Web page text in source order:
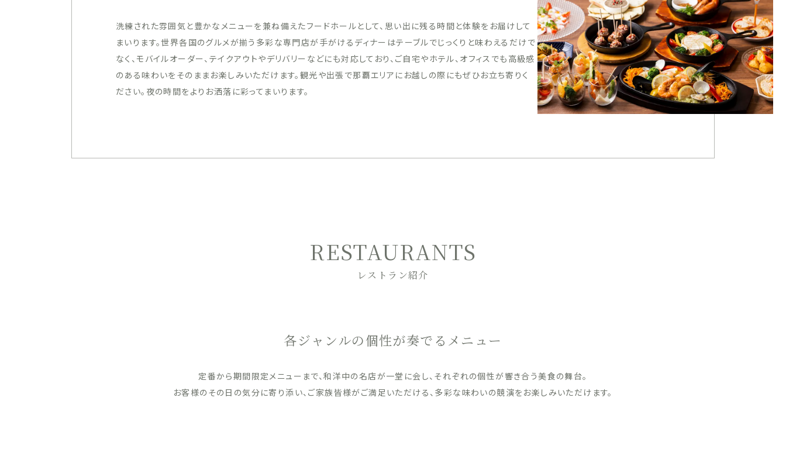
洗練された雰囲気と豊かなメニューを兼ね備えたフードホールとして、思い出に残る時間と体験をお届けして
まいります。世界各国のグルメが揃う多彩な専門店が手がけるディナーはテーブルでじっくりと味わえるだけで
なく、モバイルオーダー、テイクアウトやデリバリーなどにも対応しており、ご自宅やホテル、オフィスでも高級感
のある味わいをそのままお楽しみいただけます。観光や出張で那覇エリアにお越しの際にもぜひお立ち寄りく
ださい。夜の時間をよりお洒落に彩ってまいります。
RESTAURANTS
レストラン紹介
各ジャンルの個性が奏でるメニュー
定番から期間限定メニューまで、和洋中の名店が一堂に会し、それぞれの個性が響き合う美食の舞台。
お客様のその日の気分に寄り添い、ご家族皆様がご満足いただける、多彩な味わいの競演をお楽しみいただけます。